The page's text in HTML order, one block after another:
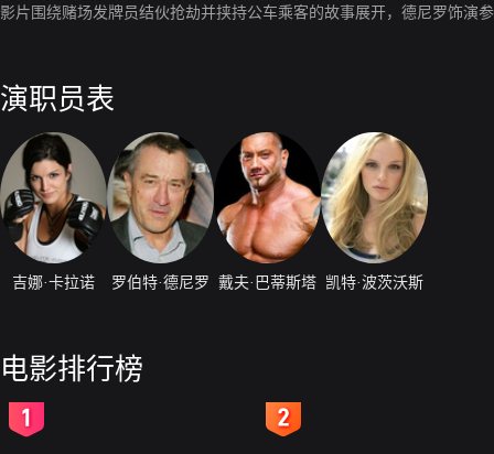
影片围绕赌场发牌员结伙抢劫并挟持公车乘客的故事展开，德尼罗饰演
演职员表
吉娜·卡拉诺 罗伯特·德尼罗 戴夫·巴蒂斯塔 凯特·波茨沃斯
电影排行榜